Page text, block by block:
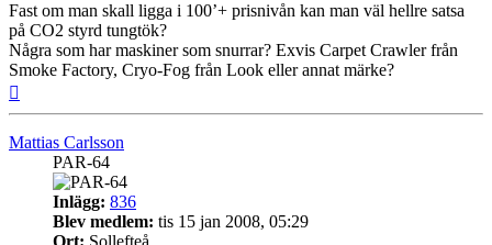
Fast om man skall ligga i 100’+ prisnivån kan man väl hellre satsa
på CO2 styrd tungtök?
Några som har maskiner som snurrar? Exvis Carpet Crawler från
Smoke Factory, Cryo-Fog från Look eller annat märke?
Mattias Carlsson
PAR-64
Inlägg: 836
Blev medlem: tis 15 jan 2008, 05:29